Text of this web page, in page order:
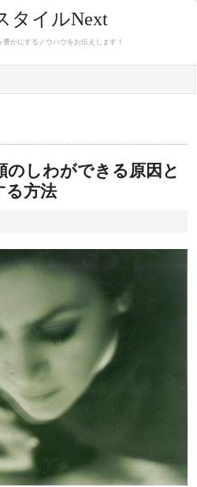
タイルNext
かにするノウハウをお伝えします！
しわができる原因と
る方法